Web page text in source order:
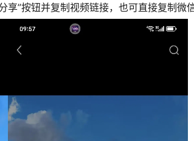
”按钮并复制视频链接，也可直接复制微